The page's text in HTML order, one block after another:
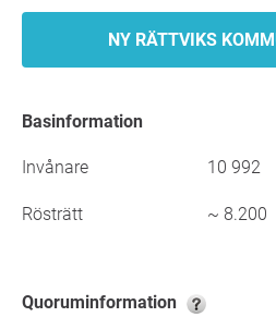
NY RÄTTVIKS
Basinformation
Invånare 10 992
Rösträtt ~ 8.200
Quoruminformation